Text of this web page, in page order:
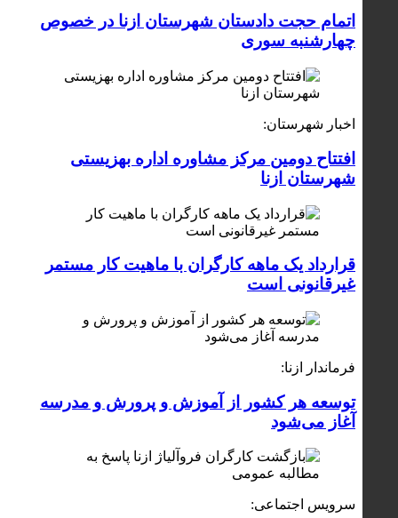
اتمام حجت دادستان شهرستان ازنا در خصوص
چهارشنبه ‌سوری
اخبار شهرستان:
افتتاح دومین مرکز مشاوره اداره بهزیستی
شهرستان ازنا
قرارداد یک ماهه کارگران با ماهیت کار مستمر
غیرقانونی است
فرماندار ازنا:
توسعه هر کشور از آموزش و پرورش و مدرسه
آغاز می‌شود
سرویس اجتماعی: